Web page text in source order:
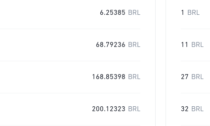
6.25385 BRL
68.79236 BRL
168.85398 BRL
200.12323 BRL
1 BRL
11 BRL
27 BRL
32 BRL